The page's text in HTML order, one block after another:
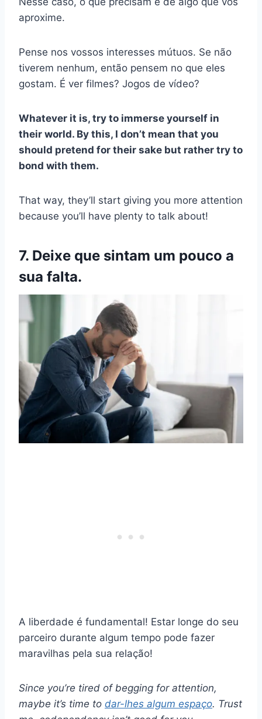
aproxime.
Pense nos vossos interesses mútuos. Se não
tiverem nenhum, então pensem no que eles
gostam. É ver filmes? Jogos de vídeo?
Whatever it is, try to immerse yourself in
their world. By this, I don’t mean that you
should pretend for their sake but rather try to
bond with them.
That way, they’ll start giving you more attention
because you’ll have plenty to talk about!
7. Deixe que sintam um pouco a
sua falta.
A liberdade é fundamental! Estar longe do seu
parceiro durante algum tempo pode fazer
maravilhas pela sua relação!
Since you’re tired of begging for attention,
maybe it’s time to dar-lhes algum espaço. Trust